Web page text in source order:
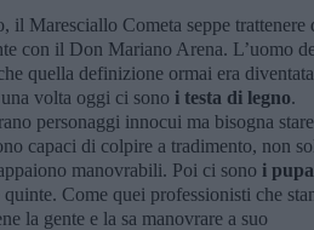
il Maresciallo Cometa seppe trattenere
con il Don Mariano Arena. L’uomo
quella definizione ormai era diventata
volta oggi ci sono i testa di legno.
personaggi innocui ma bisogna stare
capaci di colpire a tradimento, non
manovrabili. Poi ci sono i
Come quei professionisti che
la gente e la sa manovrare a suo